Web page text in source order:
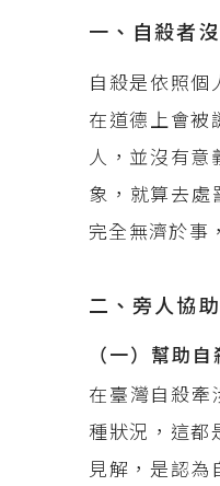
一、自殺者
自殺是依照
在道德上會被
人，並沒有
象，就算去處
完全無濟於事
二、旁人協
（一）幫助
在臺灣自殺牽
種狀況，這都
見解，是認